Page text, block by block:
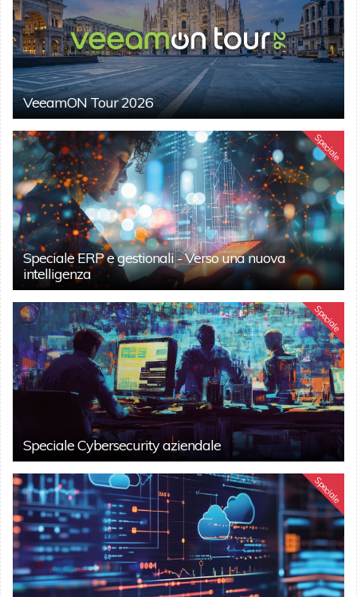
VeeamON Tour 2026
Speciale
Speciale ERP e gestionali - Verso una nuova
intelligenza
Speciale
Speciale Cybersecurity aziendale
Speciale